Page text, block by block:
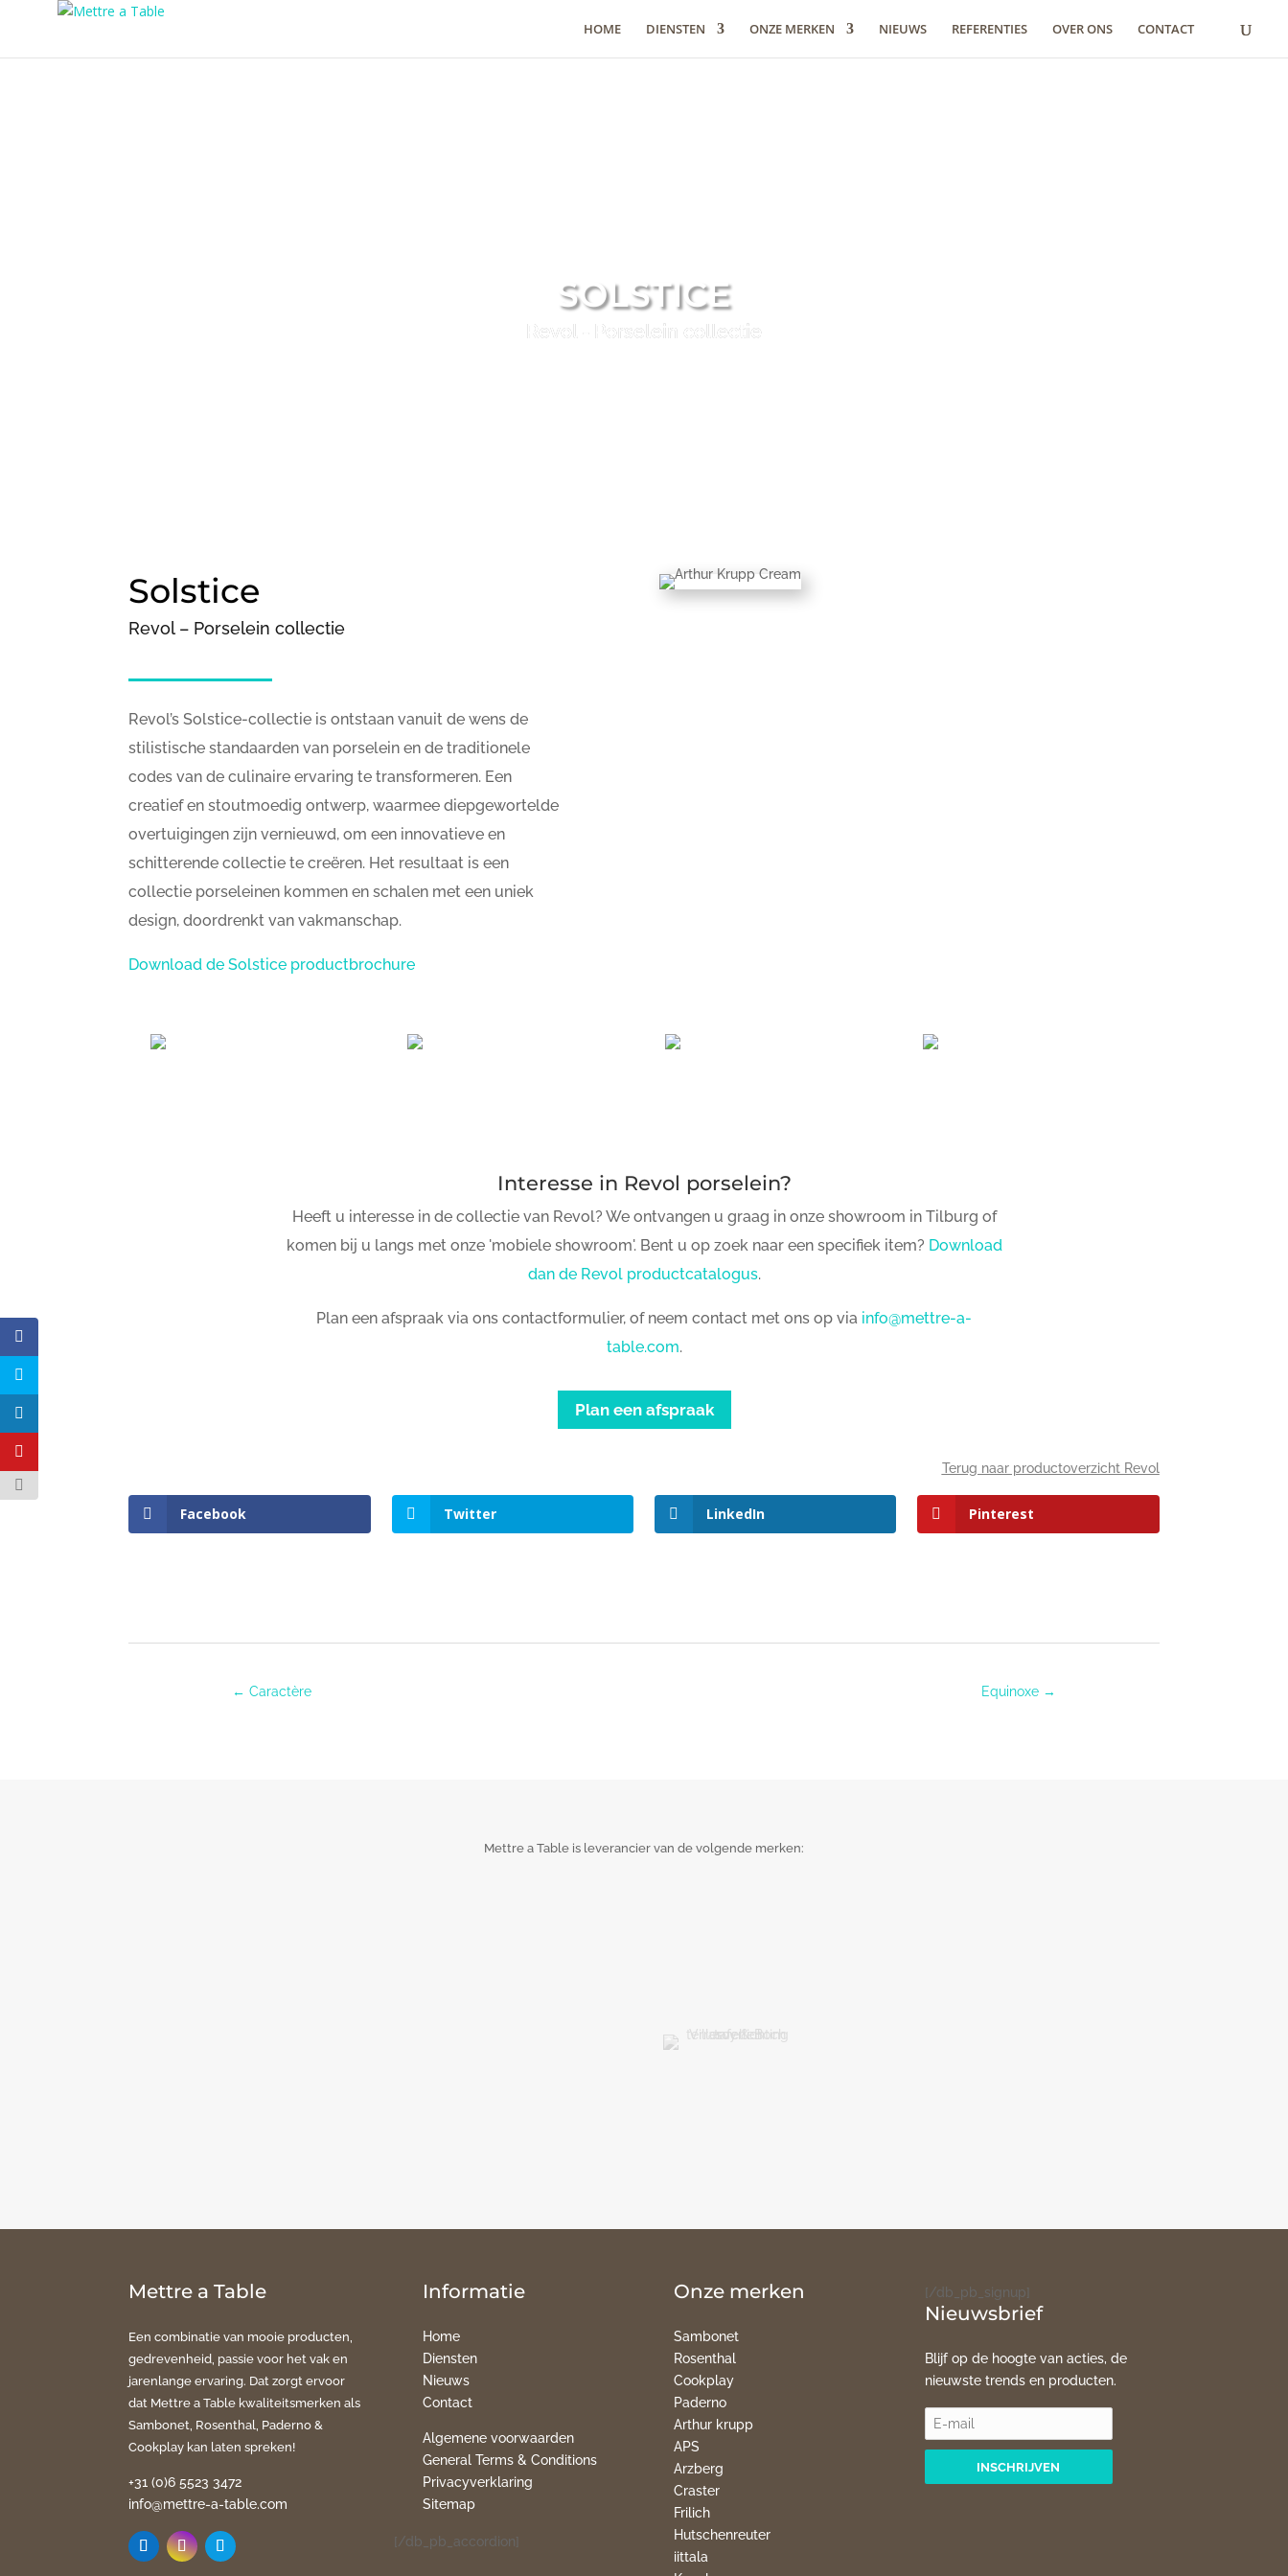
HOME DIENSTEN ONZE MERKEN NIEUWS REFERENTIES OVER ONS CONTACT
SOLSTICE
Revol - Porselein collectie
Solstice
Revol – Porselein collectie
Revol’s Solstice-collectie is ontstaan vanuit de wens de
stilistische standaarden van porselein en de traditionele
codes van de culinaire ervaring te transformeren. Een
creatief en stoutmoedig ontwerp, waarmee diepgewortelde
overtuigingen zijn vernieuwd, om een innovatieve en
schitterende collectie te creëren. Het resultaat is een
collectie porseleinen kommen en schalen met een uniek
design, doordrenkt van vakmanschap.
Download de Solstice productbrochure
Interesse in Revol porselein?
Heeft u interesse in de collectie van Revol? We ontvangen u graag in onze showroom in Tilburg of
komen bij u langs met onze 'mobiele showroom'. Bent u op zoek naar een specifiek item? Download
dan de Revol productcatalogus.
Plan een afspraak via ons contactformulier, of neem contact met ons op via info@mettre-a-
table.com.
Plan een afspraak
Terug naar productoverzicht Revol
Facebook Twitter LinkedIn Pinterest
← Caractère Equinoxe →
Mettre a Table is leverancier van de volgende merken:
Mettre a Table
Een combinatie van mooie producten,
gedrevenheid, passie voor het vak en
jarenlange ervaring. Dat zorgt ervoor
dat Mettre a Table kwaliteitsmerken als
Sambonet, Rosenthal, Paderno &
Cookplay kan laten spreken!
+31 (0)6 5523 3472
info@mettre-a-table.com
Informatie
Home
Diensten
Nieuws
Contact
Algemene voorwaarden
General Terms & Conditions
Privacyverklaring
Sitemap
[/db_pb_accordion]
Onze merken
Sambonet
Rosenthal
Cookplay
Paderno
Arthur krupp
APS
Arzberg
Craster
Frilich
Hutschenreuter
iittala
[/db_pb_signup]
Nieuwsbrief
Blijf op de hoogte van acties, de
nieuwste trends en producten.
INSCHRIJVEN